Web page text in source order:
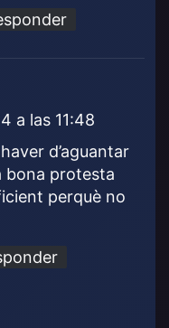
a las 11:48
d’aguantar
bona protesta
perquè no